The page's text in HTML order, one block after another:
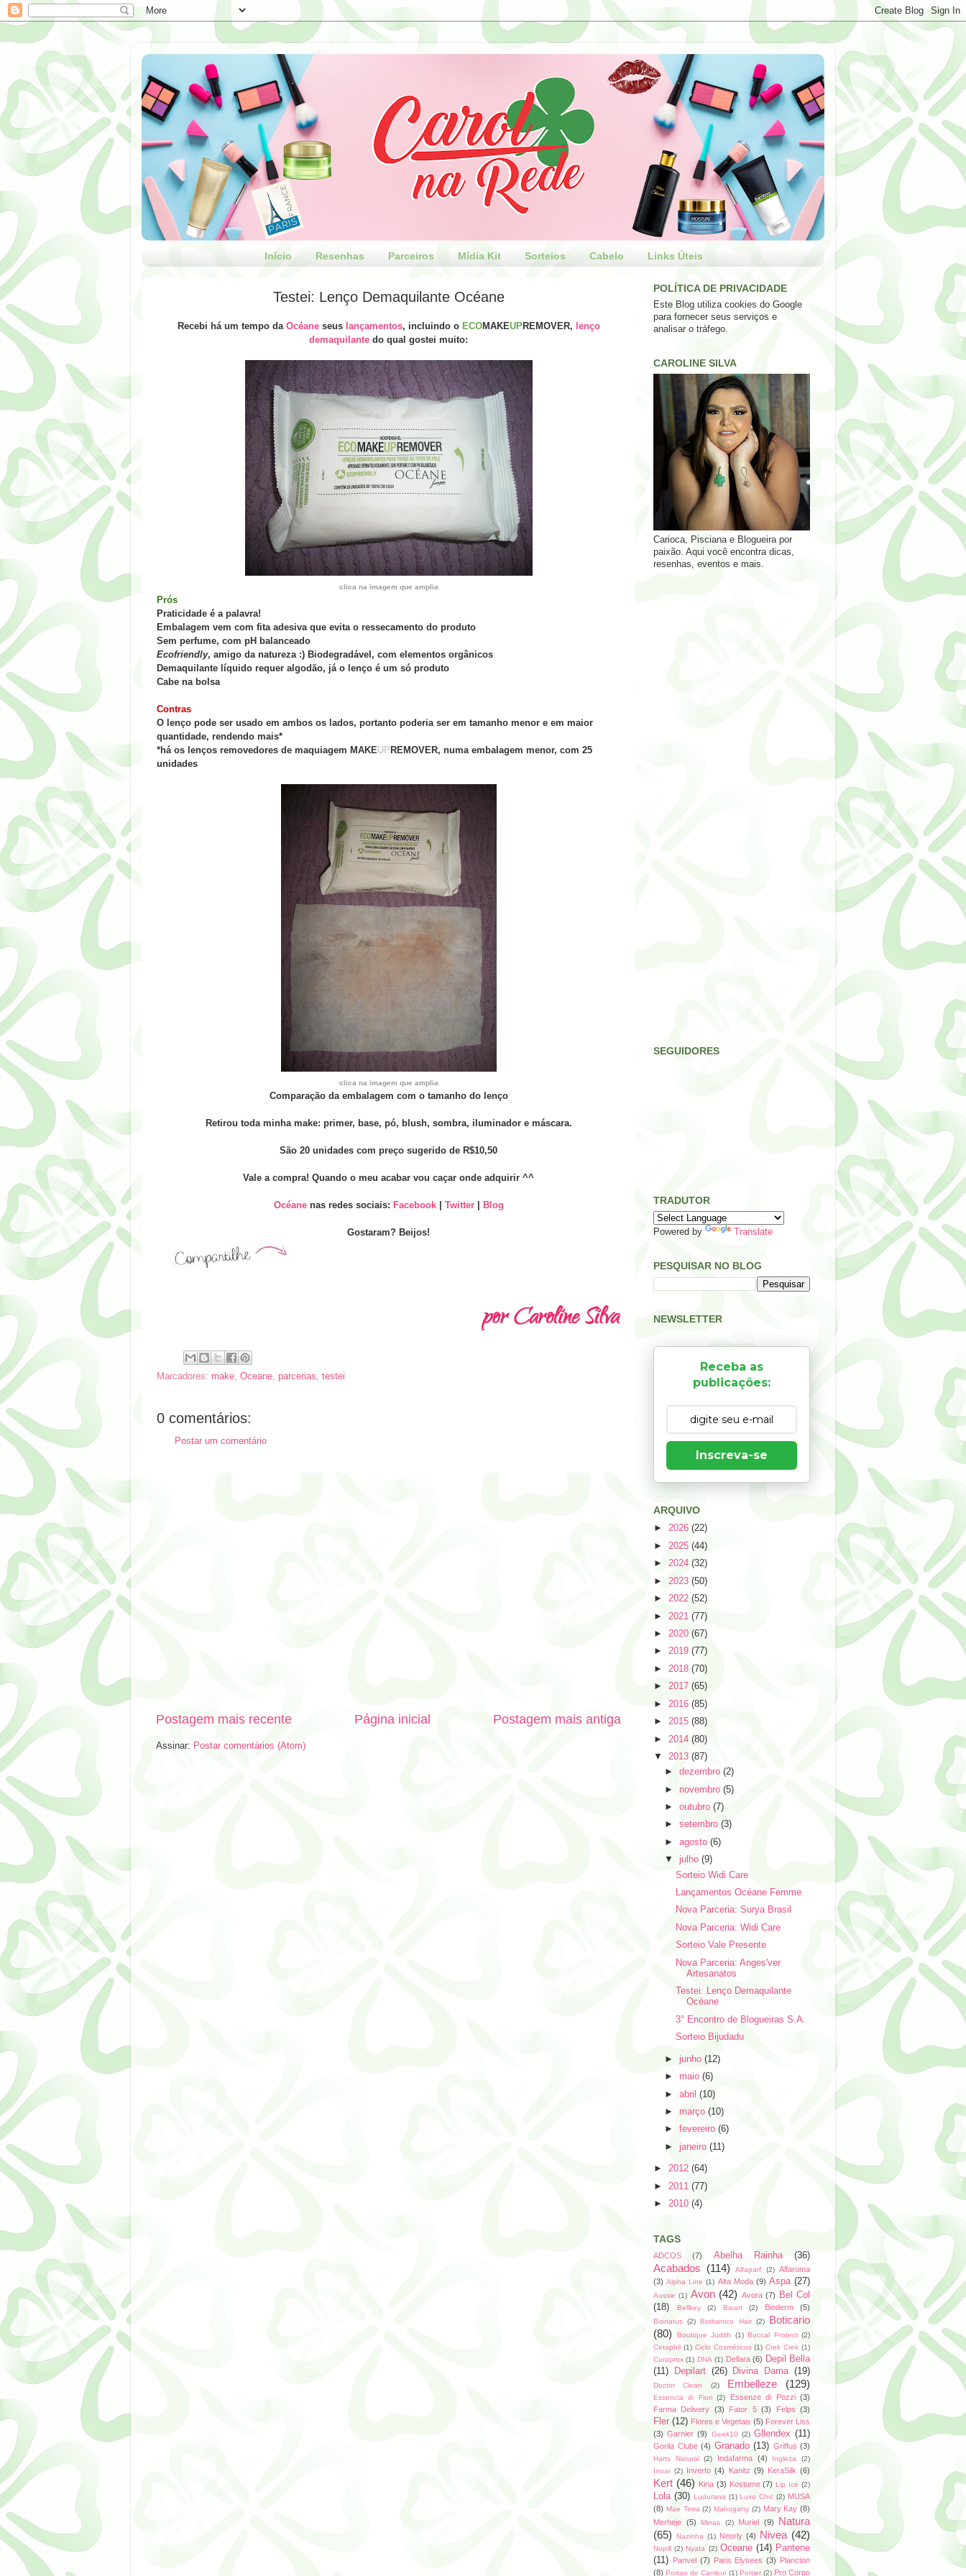
Início Resenhas Parceiros Mídia Kit Sorteios Cabelo Links Úteis
Testei: Lenço Demaquilante Océane
Recebi há um tempo da Océaneseus lançamentos, incluindo o ECOMAKEUPREMOVER, lenço
demaquilante do qual gostei muito:
clica na imagem que amplia
Prós
Praticidade é a palavra!
Embalagem vem com fita adesiva que evita o ressecamento do produto
Sem perfume, com pH balanceado
Ecofriendly, amigo da natureza :) Biodegradável, com elementos orgânicos
Demaquilante líquido requer algodão, já o lenço é um só produto
Cabe na bolsa
Contras
O lenço pode ser usado em ambos os lados, portanto poderia ser em tamanho menor e em maior
quantidade, rendendo mais*
*há os lenços removedores de maquiagem MAKEUP REMOVER, numa embalagem menor, com 25
unidades
clica na imagem que amplia
Comparação da embalagem com o tamanho do lenço
Retirou toda minha make: primer, base, pó, blush, sombra, iluminador e máscara.
São 20 unidades com preço sugerido de R$10,50
Vale a compra! Quando o meu acabar vou caçar onde adquirir ^^
Océanenas redes sociais: Facebook| Twitter| Blog
Gostaram? Beijos!
Marcadores: make Oceane parcerias testei
0 comentários:
Postar um comentário
Postagem mais recente Postagem mais antiga
Página inicial
Assinar: Postar comentários (Atom)
POLÍTICA DE PRIVACIDADE
Este Blog utiliza cookies do Google
para fornecer seus serviços e
analisar o tráfego.
CAROLINE SILVA
Carioca, Pisciana e Blogueira por
paixão. Aqui você encontra dicas,
resenhas, eventos e mais.
SEGUIDORES
TRADUTOR
Powered by Translate
PESQUISAR NO BLOG
NEWSLETTER
Receba as
publicações:
Inscreva-se
ARQUIVO
► 2026 (22)
► 2025 (44)
► 2024 (32)
► 2023 (50)
► 2022 (52)
► 2021 (77)
► 2020 (67)
► 2019 (77)
► 2018 (70)
► 2017 (65)
► 2016 (85)
► 2015 (88)
► 2014 (80)
▼ 2013 (87)
►dezembro(2)
► novembro(5)
►outubro(7)
►setembro(3)
►agosto(6)
▼julho(9)
Sorteio Widi Care
Lançamentos Océane Femme
Nova Parceria: Surya Brasil
Nova Parceria: Widi Care
Sorteio Vale Presente
Nova Parceria: Anges'ver
Artesanatos
Testei: Lenço Demaquilante
Océane
3° Encontro de Blogueiras S.A.
Sorteio Bijudadu
► junho(12)
► maio(6)
►abril(10)
►março(10)
►fevereiro(6)
►janeiro(11)
► 2012 (64)
► 2011 (77)
► 2010 (4)
TAGS
ADCOS (7) Abelha Rainha (36)
Acabados (114) Alfaparf (2) Alfaroma
(3) Alpha Line (1) Alta Moda (9) Aspa (27)
Aussie (1) Avon (42) Avora (7)
Bel Col
(18)
Bellkey (2) Bioart (2) Bioderm (5)
Bionatus (2) Bothanico Hair (2)
Boticario
(80)
Boutique Judith (1) Buccal Protect (2)
Cetaphil (1) Ciclo Cosméticos (1) Crek Crek (1)
Curaprox (1) DNA (1) Dellara (6) Depil Bella
(11)
Depilart (26) Divina Dama (19)
Doctor Clean (2) Embelleze (129)
Essencia di Fiori (2) Essenze di Pozzi (3)
Farma Delivery (3) Fator 5 (3) Felps (3)
Fler (12) Flores e Vegetais (5) Forever Liss
(3) Garnier (9) Geek10 (2) Gllendex (11)
Gorila Clube (4) Granado (13) Griffus (3)
Harts Natural (2) Indafarma (4) Ingleza
(2)
Inoar (2) Inverto (4) Kanitz (9) KeraSilk (6)
Kert (46) Kiria (3) Kostume (7) Lip Ice (2)
Lola (30) Ludurana (1) Luxo Chic (2) MUSA
(8) Mae Terra (2) Mahogany (2) Mary Kay (8)
Merheje (5) Mirras (2) Muriel (9)
Natura
(65)
Nazinha (1) Neorly (4) Nivea (42)
Nupill (2) Nyata (2) Oceane (14) Pantene
(11)
Panvel (7) Paris Elysees (3)
Plancton
(8) Portao de Cambui (1) Portier (2) Pro Corpo